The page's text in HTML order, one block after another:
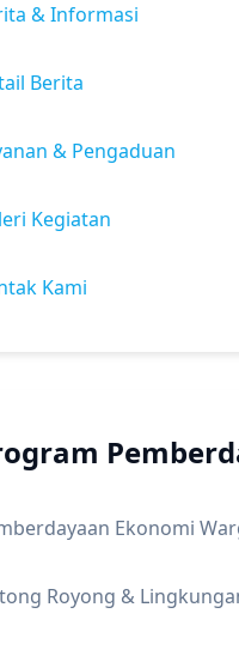
& Informasi
Berita
& Pengaduan
Kegiatan
Kami
Ekonomi
Royong &